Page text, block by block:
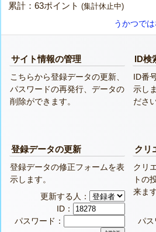
累計：63ポイント(集計休止中)
うかつで
サイト情報の管理
こちらから登録データの更新、
パスワードの再発行、データの
削除ができます。
ID検
ID番
示し
ださい
登録データの更新
登録データの修正フォームを表
示します。
更新する人：
ID：
パスワード：
クリ
クリ
トの
来ます
パス